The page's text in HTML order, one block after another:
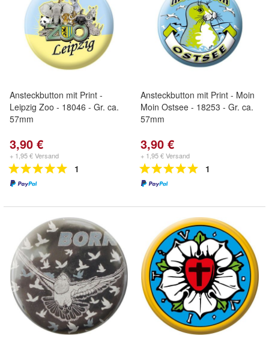
Ansteckbutton mit Print -
Leipzig Zoo - 18046 - Gr. ca.
57mm
3,90 €
+ 1,95 € Versand
1
Ansteckbutton mit Print - Moin
Moin Ostsee - 18253 - Gr. ca.
57mm
3,90 €
+ 1,95 € Versand
1